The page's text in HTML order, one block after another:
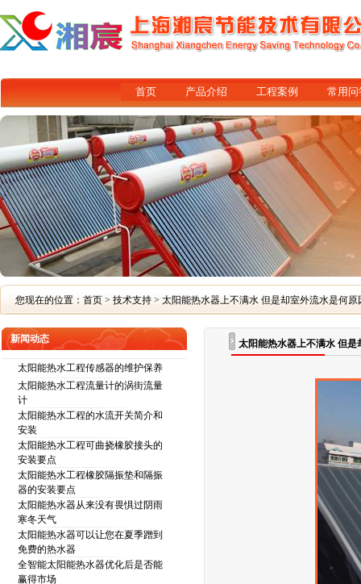
首页 产品介绍 工程案例 常用问
您现在的位置： 首页 > 技术支持 > 太阳能热水器上不满水 但是却室外流水是何
新闻动态
太阳能热水工程传感器的维护保养
太阳能热水工程流量计的涡街流量
计
太阳能热水工程的水流开关简介和
安装
太阳能热水工程可曲挠橡胶接头的
安装要点
太阳能热水工程橡胶隔振垫和隔振
器的安装要点
太阳能热水器从来没有畏惧过阴雨
寒冬天气
太阳能热水器可以让您在夏季蹭到
免费的热水器
全智能太阳能热水器优化后是否能
赢得市场
太阳能热水器上不满水 但